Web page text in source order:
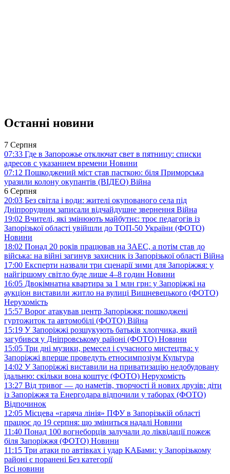
Останні новини
7 Серпня
07:33 Где в Запорожье отключат свет в пятницу: списки
адресов с указанием времени Новини
07:12 Пошкоджений міст став пасткою: біля Приморська
уразили колону окупантів (ВІДЕО) Війна
6 Серпня
20:03 Без світла і води: жителі окупованого села під
Дніпрорудним записали відчайдушне звернення Війна
19:02 Вчителі, які змінюють майбутнє: троє педагогів із
Запорізької області увійшли до ТОП-50 України (ФОТО)
Новини
18:02 Понад 20 років працював на ЗАЕС, а потім став до
війська: на війні загинув захисник із Запорізької області Війна
17:00 Експерти назвали три сценарії зими для Запоріжжя: у
найгіршому світло буде лише 4–8 годин Новини
16:05 Двокімнатна квартира за 1 млн грн: у Запоріжжі на
аукціон виставили житло на вулиці Вишневецького (ФОТО)
Нерухомість
15:57 Ворог атакував центр Запоріжжя: пошкоджені
гуртожиток та автомобілі (ФОТО) Війна
15:19 У Запоріжжі розшукують батьків хлопчика, який
загубився у Дніпровському районі (ФОТО) Новини
15:05 Три дні музики, ремесел і сучасного мистецтва: у
Запоріжжі вперше проведуть етносимпозіум Культура
14:02 У Запоріжжі виставили на приватизацію недобудовану
їдальню: скільки вона коштує (ФОТО) Нерухомість
13:27 Від тривог — до наметів, творчості й нових друзів: діти
із Запоріжжя та Енергодара відпочили у таборах (ФОТО)
Відпочинок
12:05 Місцева «гаряча лінія» ПФУ в Запорізькій області
працює до 19 серпня: що зміниться надалі Новини
11:40 Понад 100 вогнеборців залучали до ліквідації пожеж
біля Запоріжжя (ФОТО) Новини
11:15 Три атаки по автівках і удар КАБами: у Запорізькому
районі є поранені Без категорії
Всі новини